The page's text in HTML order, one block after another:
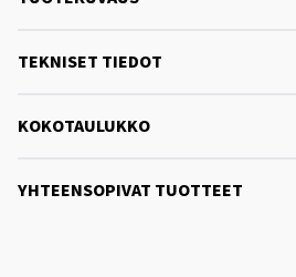
TEKNISET TIEDOT
KOKOTAULUKKO
YHTEENSOPIVAT TUOTTEET